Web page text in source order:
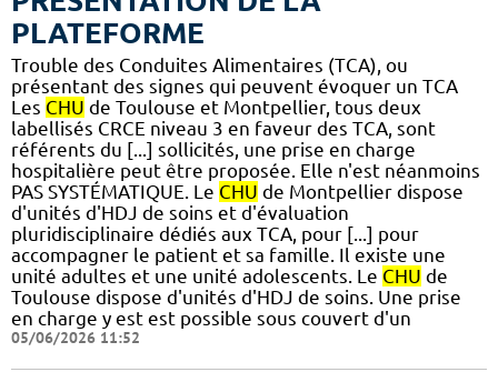
PLATEFORME
Trouble des Conduites Alimentaires (TCA), ou
présentant des signes qui peuvent évoquer un TCA
Les CHU de Toulouse et Montpellier, tous deux
labellisés CRCE niveau 3 en faveur des TCA, sont
référents du [...] sollicités, une prise en charge
hospitalière peut être proposée. Elle n'est néanmoins
PAS SYSTÉMATIQUE. Le CHU de Montpellier dispose
d'unités d'HDJ de soins et d'évaluation
pluridisciplinaire dédiés aux TCA, pour [...] pour
accompagner le patient et sa famille. Il existe une
unité adultes et une unité adolescents. Le CHU de
Toulouse dispose d'unités d'HDJ de soins. Une prise
en charge y est est possible sous couvert d'un
05/06/2026 11:52